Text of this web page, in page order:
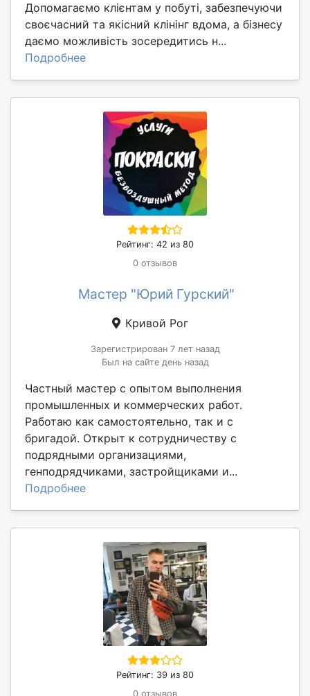
Допомагаємо клієнтам у побуті, забезпечуючи
своєчасний та якісний клінінг вдома, а бізнесу
даємо можливість зосередитись н...
Подробнее
Рейтинг: 42 из 80
0 отзывов
Мастер "Юрий Гурский"
Кривой Рог
Зарегистрирован 7 лет назад
Был на сайте день назад
Частный мастер с опытом выполнения
промышленных и коммерческих работ.
Работаю как самостоятельно, так и с
бригадой. Открыт к сотрудничеству с
подрядными организациями,
генподрядчиками, застройщиками и...
Подробнее
Рейтинг: 39 из 80
0 отзывов